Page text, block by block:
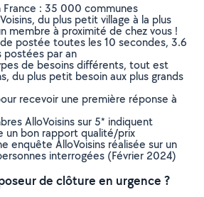
France : 35 000 communes
du plus petit village à la plus
membre à proximité de chez vous !
postée toutes les 10 secondes, 3.6
postées par an
de besoins différents, tout est
du plus petit besoin aux plus grands
recevoir une première réponse à
AlloVoisins sur 5* indiquent
un bon rapport qualité/prix
enquête AlloVoisins réalisée sur un
interrogées (Février 2024)
de clôture en urgence ?